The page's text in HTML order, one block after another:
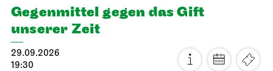
Gegen­mittel gegen das Gift
unserer Zeit
29.09.2026
19:30